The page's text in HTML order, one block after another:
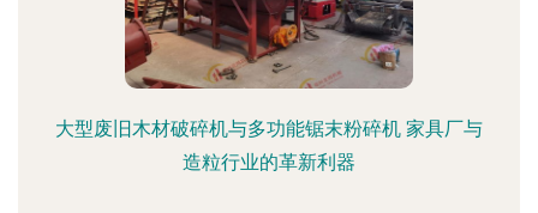
大型废旧木材破碎机与多功能锯末粉碎机 家具厂与
造粒行业的革新利器